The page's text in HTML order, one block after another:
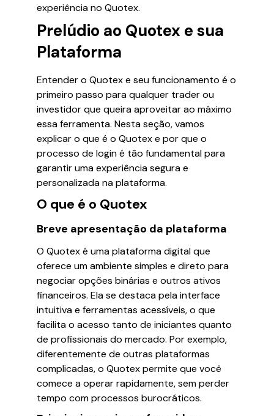
experiência no Quotex.
Prelúdio ao Quotex e sua
Plataforma
Entender o Quotex e seu funcionamento é o
primeiro passo para qualquer trader ou
investidor que queira aproveitar ao máximo
essa ferramenta. Nesta seção, vamos
explicar o que é o Quotex e por que o
processo de login é tão fundamental para
garantir uma experiência segura e
personalizada na plataforma.
O que é o Quotex
Breve apresentação da plataforma
O Quotex é uma plataforma digital que
oferece um ambiente simples e direto para
negociar opções binárias e outros ativos
financeiros. Ela se destaca pela interface
intuitiva e ferramentas acessíveis, o que
facilita o acesso tanto de iniciantes quanto
de profissionais do mercado. Por exemplo,
diferentemente de outras plataformas
complicadas, o Quotex permite que você
comece a operar rapidamente, sem perder
tempo com processos burocráticos.